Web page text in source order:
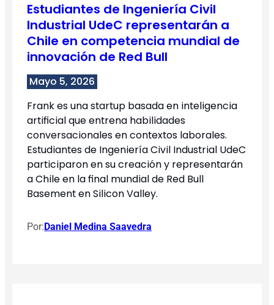
Estudiantes de Ingeniería Civil
Industrial UdeC representarán a
Chile en competencia mundial de
innovación de Red Bull
Mayo 5, 2026
Frank es una startup basada en inteligencia
artificial que entrena habilidades
conversacionales en contextos laborales.
Estudiantes de Ingeniería Civil Industrial UdeC
participaron en su creación y representarán
a Chile en la final mundial de Red Bull
Basement en Silicon Valley.
Por: Daniel Medina Saavedra